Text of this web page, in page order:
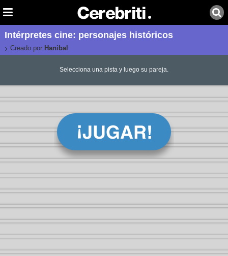
Intérpretes cine: personajes históricos
Creado por: Hanibal
Selecciona una pista y luego su pareja.